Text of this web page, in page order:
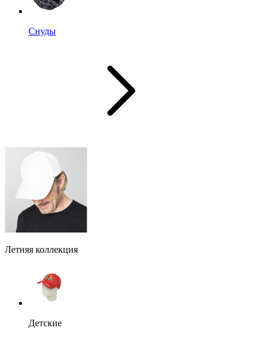
Снуды
Летняя коллекция
Детские